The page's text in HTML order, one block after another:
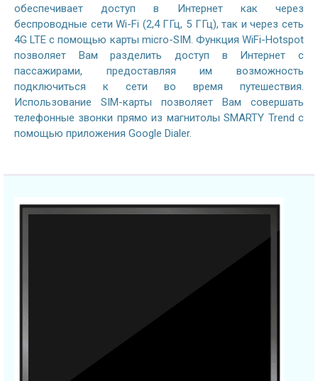
обеспечивает доступ в Интернет как через
беспроводные сети Wi-Fi (2,4 ГГц, 5 ГГц), так и через сеть
4G LTE с помощью карты micro-SIM. Функция WiFi-Hotspot
позволяет Вам разделить доступ в Интернет с
пассажирами, предоставляя им возможность
подключиться к сети во время путешествия.
Использование SIM-карты позволяет Вам совершать
телефонные звонки прямо из магнитолы SMARTY Trend с
помощью приложения Google Dialer.